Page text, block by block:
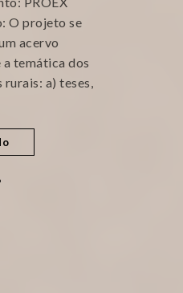
O projeto se
acervo
temática dos
a) teses,